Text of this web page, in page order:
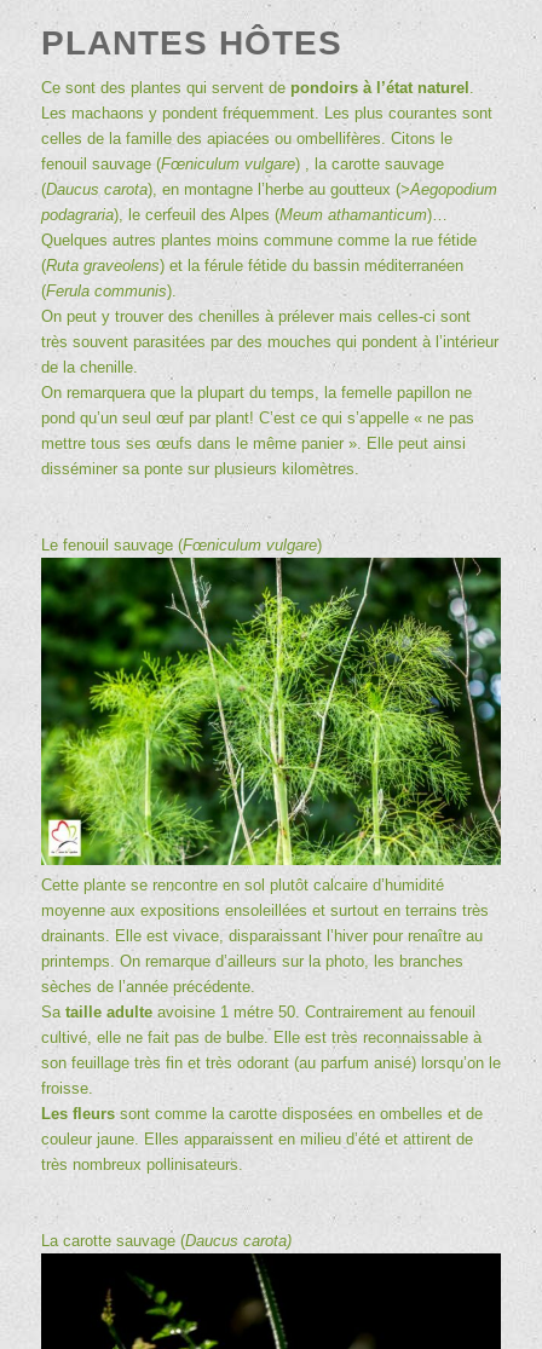
PLANTES HÔTES
Ce sont des plantes qui servent de pondoirs à l’état naturel .
Les machaons y pondent fréquemment. Les plus courantes sont
celles de la famille des apiacées ou ombellifères. Citons le
fenouil sauvage (Fœniculum vulgare) , la carotte sauvage
(Daucus carota), en montagne l’herbe au goutteux (>Aegopodium
podagraria), le cerfeuil des Alpes (Meum athamanticum)…
Quelques autres plantes moins commune comme la rue fétide
(Ruta graveolens) et la férule fétide du bassin méditerranéen
(Ferula communis).
On peut y trouver des chenilles à prélever mais celles-ci sont
très souvent parasitées par des mouches qui pondent à l’intérieur
de la chenille.
On remarquera que la plupart du temps, la femelle papillon ne
pond qu’un seul œuf par plant! C’est ce qui s’appelle « ne pas
mettre tous ses œufs dans le même panier ». Elle peut ainsi
disséminer sa ponte sur plusieurs kilomètres.
Le fenouil sauvage (Fœniculum vulgare)
Cette plante se rencontre en sol plutôt calcaire d’humidité
moyenne aux expositions ensoleillées et surtout en terrains très
drainants. Elle est vivace, disparaissant l’hiver pour renaître au
printemps. On remarque d’ailleurs sur la photo, les branches
sèches de l’année précédente.
Sa taille adulteavoisine 1 métre 50. Contrairement au fenouil
cultivé, elle ne fait pas de bulbe. Elle est très reconnaissable à
son feuillage très fin et très odorant (au parfum anisé) lorsqu’on le
froisse.
Les fleurssont comme la carotte disposées en ombelles et de
couleur jaune. Elles apparaissent en milieu d’été et attirent de
très nombreux pollinisateurs.
La carotte sauvage (Daucus carota)